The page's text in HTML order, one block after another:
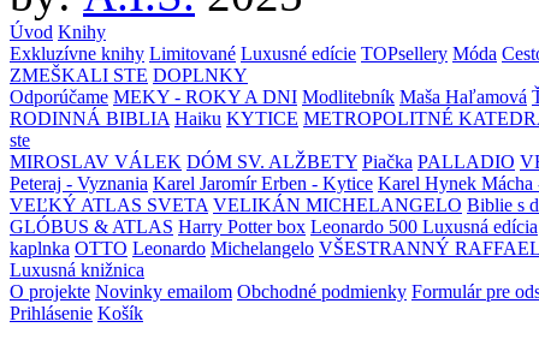
Úvod Knihy
Exkluzívne knihy Limitované Luxusné edície TOPsellery Móda
ZMEŠKALI STE DOPLNKY
Odporúčame MEKY - ROKY A DNI Modlitebník Maša Haľamová
RODINNÁ BIBLIA Haiku KYTICE METROPOLITNÉ
ste
MIROSLAV VÁLEK DÓM SV. ALŽBETY Piačka PALLADIO
Peteraj - Vyznania Karel Jaromír Erben - Kytice Karel Hynek Mácha
VEĽKÝ ATLAS SVETA VELIKÁN MICHELANGELO Biblie s
GLÓBUS & ATLAS Harry Potter box Leonardo 500 Luxusná edícia
kaplnka OTTO Leonardo Michelangelo VŠESTRANNÝ
Luxusná knižnica
O projekte Novinky emailom Obchodné podmienky Formulár pre
Prihlásenie Košík